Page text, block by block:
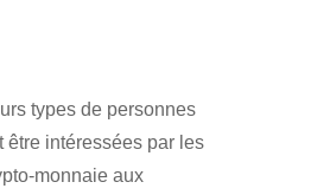
types de personnes
être intéressées par les
monnaie aux